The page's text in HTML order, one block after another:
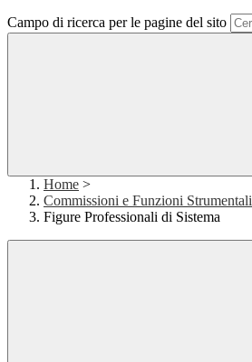
Campo di ricerca per le pagine del sito
Home >
Commissioni e Funzioni Strumentali
Figure Professionali di Sistema